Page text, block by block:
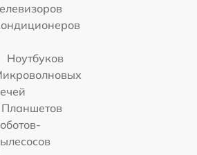
Ноутбуков
Планшетов